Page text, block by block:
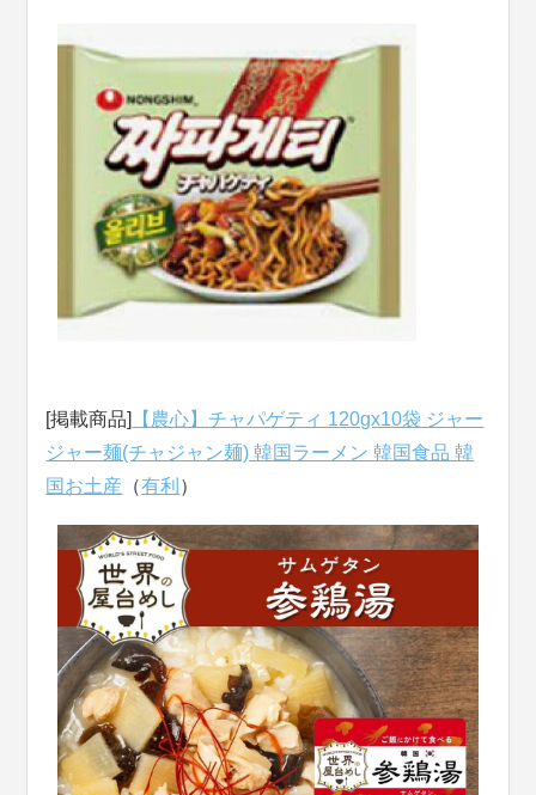
[掲載商品]
【農心】チャパゲティ 120gx10袋 ジャー
ジャー麺(チャジャン麺) 韓国ラーメン 韓国食品 韓
国お土産 （有利 ）